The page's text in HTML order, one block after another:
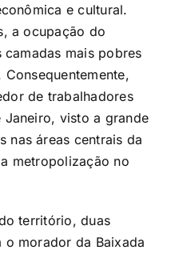
e cultural.
a ocupação do
mais pobres
de trabalhadores
visto a grande
nas áreas centrais da
metropolização no
território, duas
o morador da Baixada